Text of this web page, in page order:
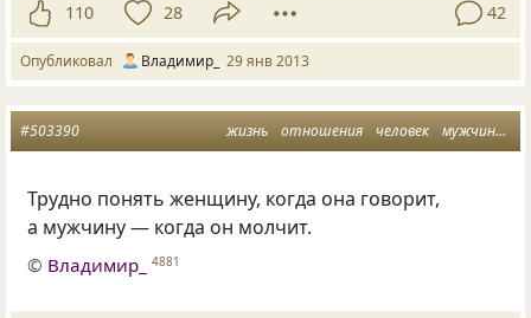
110 28 42
Опубликовал Владимир_ 29 янв 2013
жизнь отношения человек мужчина и женщина
#503390
Трудно понять женщину, когда она говорит,
а мужчину — когда он молчит.
© Владимир_ 4881